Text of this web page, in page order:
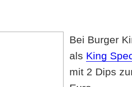
Bei Burger
als King
mit 2 Dips